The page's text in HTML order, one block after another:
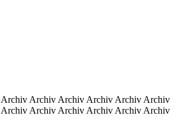
Archiv Archiv Archiv Archiv Archiv
Archiv Archiv Archiv Archiv Archiv